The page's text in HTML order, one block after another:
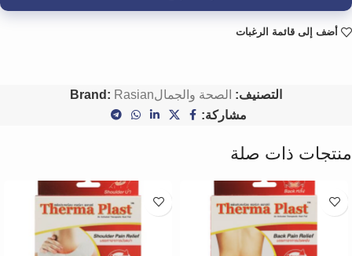
أضف إلى قائمة الرغبات
التصنيف: الصحة والجمال Brand: Rasian
مشاركة:
منتجات ذات صلة